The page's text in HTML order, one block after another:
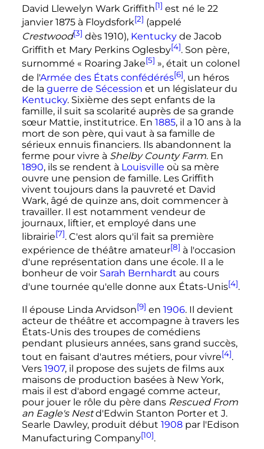
David Llewelyn Wark Griffith[1] est né le 22
janvier 1875 à Floydsfork[2] (appelé
Crestwood[3] dès 1910), Kentuckyde Jacob
Griffith et Mary Perkins Oglesby[4]. Son père,
surnommé « Roaring Jake[5] », était un colonel
de l'Armée des États confédérés[6], un héros
de la guerre de Sécession et un législateur du
Kentucky. Sixième des sept enfants de la
famille, il suit sa scolarité auprès de sa grande
sœur Mattie, institutrice. En 1885, il a 10 ansà la
mort de son père, qui vaut à sa famille de
sérieux ennuis financiers. Ils abandonnent la
ferme pour vivre à Shelby County Farm. En
1890, ils se rendent à Louisville où sa mère
ouvre une pension de famille. Les Griffith
vivent toujours dans la pauvreté et David
Wark, âgé de quinze ans, doit commencer à
travailler. Il est notamment vendeur de
journaux, liftier, et employé dans une
librairie[7]. C'est alors qu'il fait sa première
expérience de théâtre amateur[8] à l'occasion
d'une représentation dans une école. Il a le
bonheur de voir Sarah Bernhardt au cours
d'une tournée qu'elle donne aux États-Unis[4].
Il épouse Linda Arvidson[9] en 1906. Il devient
acteur de théâtre et accompagne à travers les
États-Unis des troupes de comédiens
pendant plusieurs années, sans grand succès,
tout en faisant d'autres métiers, pour vivre[4].
Vers 1907, il propose des sujets de films aux
maisons de production basées à New York,
mais il est d'abord engagé comme acteur,
pour jouer le rôle du père dans Rescued From
an Eagle's Nestd'Edwin Stanton Porter et J.
Searle Dawley, produit début 1908par l'Edison
Manufacturing Company[10].